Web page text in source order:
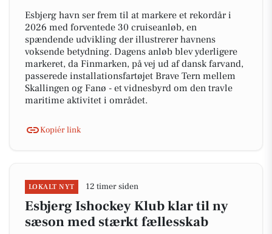
Esbjerg havn ser frem til at markere et rekordår i
2026 med forventede 30 cruiseanløb, en
spændende udvikling der illustrerer havnens
voksende betydning. Dagens anløb blev yderligere
markeret, da Finmarken, på vej ud af dansk farvand,
passerede installationsfartøjet Brave Tern mellem
Skallingen og Fanø - et vidnesbyrd om den travle
maritime aktivitet i området.
Kopiér link
LOKALT NYT 12 timer siden
Esbjerg Ishockey Klub klar til ny
sæson med stærkt fællesskab